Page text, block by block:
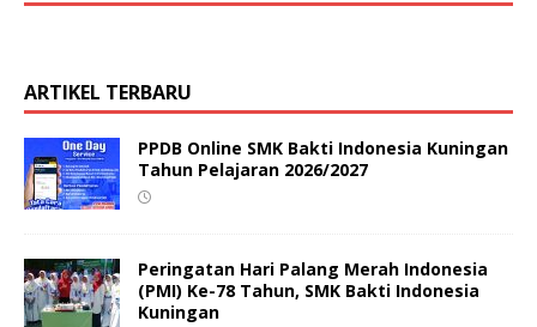
ARTIKEL TERBARU
PPDB Online SMK Bakti Indonesia Kuningan
Tahun Pelajaran 2026/2027
Peringatan Hari Palang Merah Indonesia
(PMI) Ke-78 Tahun, SMK Bakti Indonesia
Kuningan